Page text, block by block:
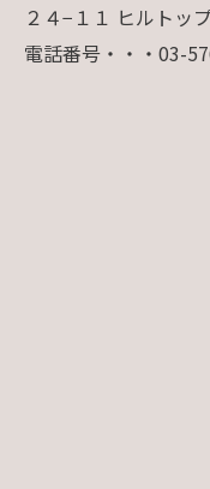
２４−１１ ヒルトッ
電話番号・・・03-